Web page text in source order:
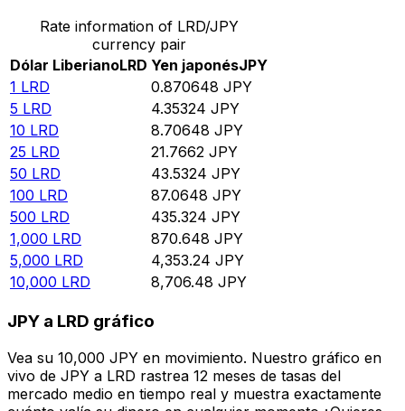
Rate information of LRD/JPY
currency pair
Dólar LiberianoLRD Yen japonésJPY
1 LRD 0.870648 JPY
5 LRD 4.35324 JPY
10 LRD 8.70648 JPY
25 LRD 21.7662 JPY
50 LRD 43.5324 JPY
100 LRD 87.0648 JPY
500 LRD 435.324 JPY
1,000 LRD 870.648 JPY
5,000 LRD 4,353.24 JPY
10,000 LRD 8,706.48 JPY
JPY a LRD gráfico
Vea su 10,000 JPY en movimiento. Nuestro gráfico en
vivo de JPY a LRD rastrea 12 meses de tasas del
mercado medio en tiempo real y muestra exactamente